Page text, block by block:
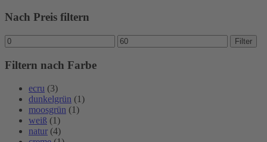
Nach Preis filtern
Min.
Preis
Max.
Preis
Filter
Filtern nach Farbe
ecru (3)
dunkelgrün (1)
moosgrün (1)
weiß (1)
natur (4)